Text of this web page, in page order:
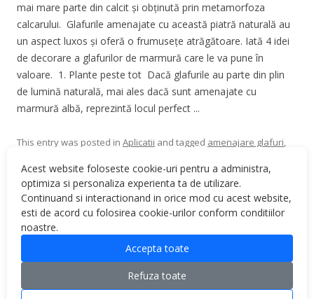
Acest website foloseste cookie-uri pentru a administra,
optimiza si personaliza experienta ta de utilizare.
Continuand si interactionand in orice mod cu acest website,
esti de acord cu folosirea cookie-urilor conform conditiilor
noastre.
Accepta toate
Refuza toate
mai mare parte din calcit și obținută prin metamorfoza
calcarului. Glafurile amenajate cu această piatră naturală au
un aspect luxos și oferă o frumusețe atrăgătoare. Iată 4 idei
de decorare a glafurilor de marmură care le va pune în
valoare. 1. Plante peste tot Dacă glafurile au parte din plin
de lumină naturală, mai ales dacă sunt amenajate cu
marmură albă, reprezintă locul perfect ...
This entry was posted in Aplicatii and tagged amenajare glafuri,
decorare marmura,glafuri glafuri interioare , glafuri marmura
marmura
piatra naturala on May 18, 2022